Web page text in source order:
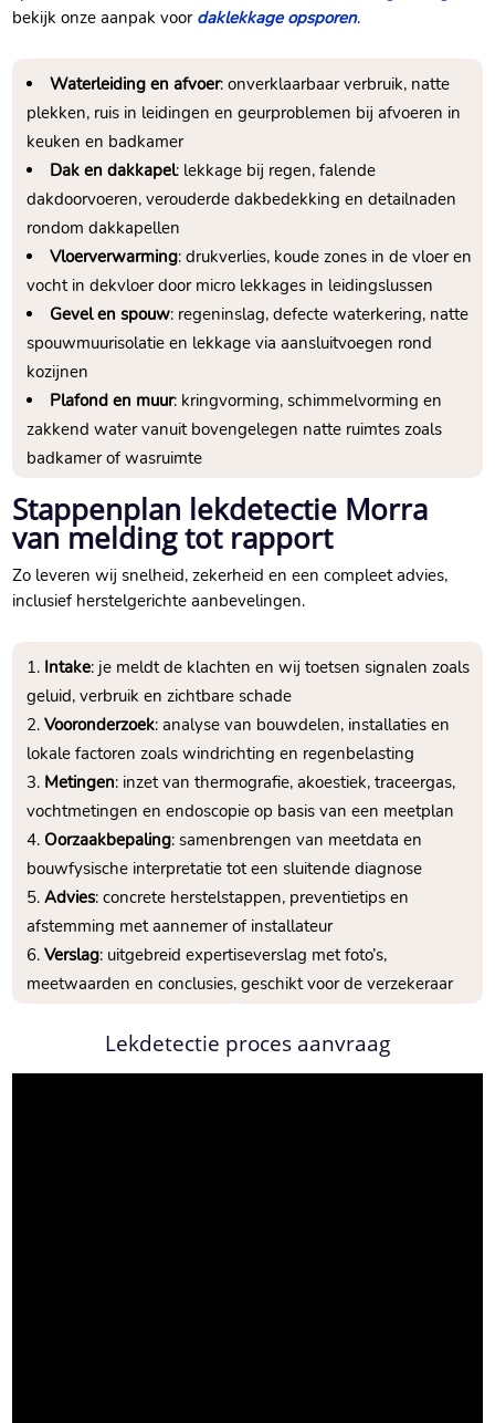
bekijk onze aanpak voor daklekkage opsporen.
Waterleiding en afvoer: onverklaarbaar verbruik, natte
plekken, ruis in leidingen en geurproblemen bij afvoeren in
keuken en badkamer
Dak en dakkapel: lekkage bij regen, falende
dakdoorvoeren, verouderde dakbedekking en detailnaden
rondom dakkapellen
Vloerverwarming: drukverlies, koude zones in de vloer en
vocht in dekvloer door micro lekkages in leidingslussen
Gevel en spouw: regeninslag, defecte waterkering, natte
spouwmuurisolatie en lekkage via aansluitvoegen rond
kozijnen
Plafond en muur: kringvorming, schimmelvorming en
zakkend water vanuit bovengelegen natte ruimtes zoals
badkamer of wasruimte
Stappenplan lekdetectie Morra
van melding tot rapport
Zo leveren wij snelheid, zekerheid en een compleet advies,
inclusief herstelgerichte aanbevelingen.
Intake: je meldt de klachten en wij toetsen signalen zoals
geluid, verbruik en zichtbare schade
Vooronderzoek: analyse van bouwdelen, installaties en
lokale factoren zoals windrichting en regenbelasting
Metingen: inzet van thermografie, akoestiek, traceergas,
vochtmetingen en endoscopie op basis van een meetplan
Oorzaakbepaling: samenbrengen van meetdata en
bouwfysische interpretatie tot een sluitende diagnose
Advies: concrete herstelstappen, preventietips en
afstemming met aannemer of installateur
Verslag: uitgebreid expertiseverslag met foto’s,
meetwaarden en conclusies, geschikt voor de verzekeraar
Lekdetectie proces aanvraag